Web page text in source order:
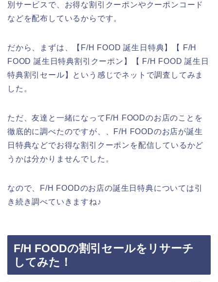
別サービスで、お得な割引クーポンやクーポンコード
などを配布しているからです。
だから、まずは、【F/H FOOD 誕生日特典】【 F/H
FOOD 誕生日特典割引クーポン】【 F/H FOOD 誕生日
特典割引セール】という感じでネットで調査してみま
した。
ただ、友達と一緒になってF/H FOODのお店のことを
徹底的に調べたのですが、、F/H FOODのお店が誕生
日特典などでお得な割引クーポンを配信しているかど
うかは分かりませんでした。
なので、F/H FOODのお店の誕生日特典については引
き続き調べていきますね♪
F/H FOODの割引セールをリサーチ
してみた！